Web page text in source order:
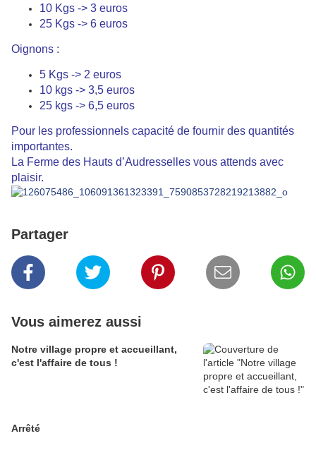
10 Kgs -> 3 euros
25 Kgs -> 6 euros
Oignons :
5 Kgs -> 2 euros
10 kgs -> 3,5 euros
25 kgs -> 6,5 euros
Pour les professionnels capacité de fournir des quantités
importantes.
La Ferme des Hauts d’Audresselles vous attends avec
plaisir.
Partager
Vous aimerez aussi
Notre village propre et accueillant,
c'est l'affaire de tous !
Arrêté